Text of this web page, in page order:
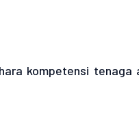
kompetensi